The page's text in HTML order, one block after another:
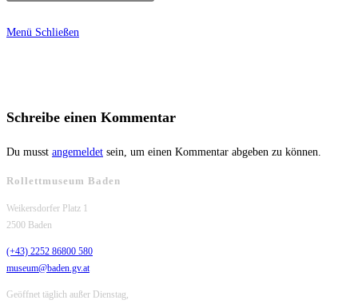
Menü Schließen
Schreibe einen Kommentar
Du musst angemeldet sein, um einen Kommentar abgeben zu können.
Rollettmuseum Baden
Weikersdorfer Platz 1
2500 Baden
(+43) 2252 86800 580
museum@baden.gv.at
Geöffnet täglich außer Dienstag,